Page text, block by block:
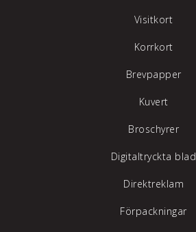
Visitkort
Korrkort
Brevpapper
Kuvert
Broschyrer
Digitaltryckta blad
Direktreklam
Förpackningar